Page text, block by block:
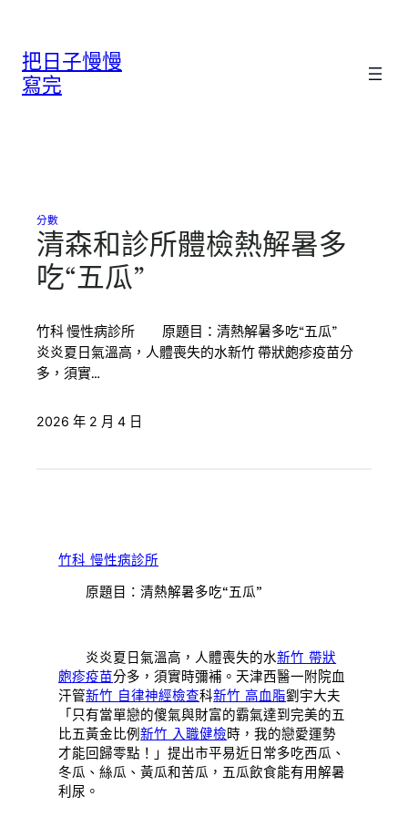
把日子慢慢
寫完
分數
清森和診所體檢熱解暑多
吃“五瓜”
竹科 慢性病診所 原題目：清熱解暑多吃“五瓜”
炎炎夏日氣溫高，人體喪失的水新竹 帶狀皰疹疫苗分
多，須實…
2026 年 2 月 4 日
竹科 慢性病診所
原題目：清熱解暑多吃“五瓜”
炎炎夏日氣溫高，人體喪失的水新竹 帶狀
皰疹疫苗分多，須實時彌補。天津西醫一附院血
汗管新竹 自律神經檢查科新竹 高血脂劉宇大夫
「只有當單戀的傻氣與財富的霸氣達到完美的五
比五黃金比例新竹 入職健檢時，我的戀愛運勢
才能回歸零點！」提出市平易近日常多吃西瓜、
冬瓜、絲瓜、黃瓜和苦瓜，五瓜飲食能有用解暑
利尿。